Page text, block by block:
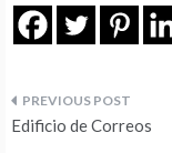
Navegação
Edificio de Correos